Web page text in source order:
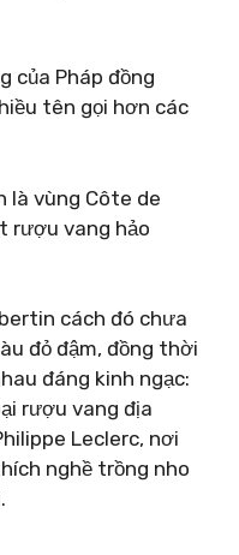
của Pháp đồng
tên gọi hơn các
là vùng Côte de
rượu vang hảo
cách đó chưa
đỏ đậm, đồng thời
đáng kinh ngạc:
rượu vang địa
Leclerc, nơi
nghề trồng nho